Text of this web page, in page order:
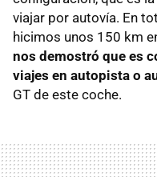
viajar por autovía. En
hicimos unos 150 km
nos demostró que es
viajes en autopista o
GT de este coche.